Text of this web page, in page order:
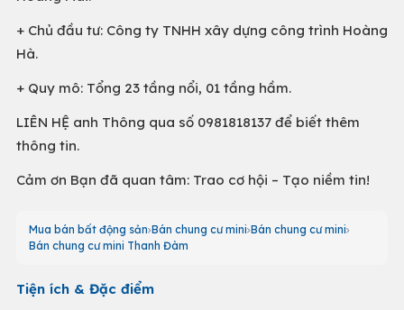
+ Chủ đầu tư: Công ty TNHH xây dựng công trình Hoàng
Hà.
+ Quy mô: Tổng 23 tầng nổi, 01 tầng hầm.
LIÊN HỆ anh Thông qua số 0981818137 để biết thêm
thông tin.
Cảm ơn Bạn đã quan tâm: Trao cơ hội – Tạo niềm tin!
Mua bán bất động sản Bán chung cư mini Bán chung cư mini
Bán chung cư mini Thanh Đàm
Tiện ích & Đặc điểm